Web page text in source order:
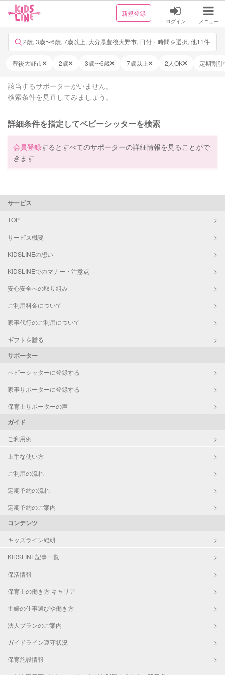
新規登録
ログイン メニュー
2歳, 3歳〜6歳, 7歳以上, 大分県豊後大野市, 日付・時間を選択, 他11件
豊後大野市 2歳 3歳〜6歳 7歳以上 2人OK 定期割引
該当するサポーターがいません。
検索条件を見直してみましょう。
詳細条件を指定してベビーシッターを検索
会員登録するとすべてのサポーターの詳細情報を見ることがで
きます
サービス
TOP
サービス概要
KIDSLINEの想い
KIDSLINEでのマナー・注意点
安心安全への取り組み
ご利用料金について
家事代行のご利用について
ギフトを贈る
サポーター
ベビーシッターに登録する
家事サポーターに登録する
保育士サポーターの声
ガイド
ご利用例
上手な使い方
ご利用の流れ
定期予約の流れ
定期予約のご案内
コンテンツ
キッズライン総研
KIDSLINE記事一覧
保活情報
保育士の働き方 キャリア
主婦の仕事選びや働き方
法人プランのご案内
ガイドライン遵守状況
保育施設情報